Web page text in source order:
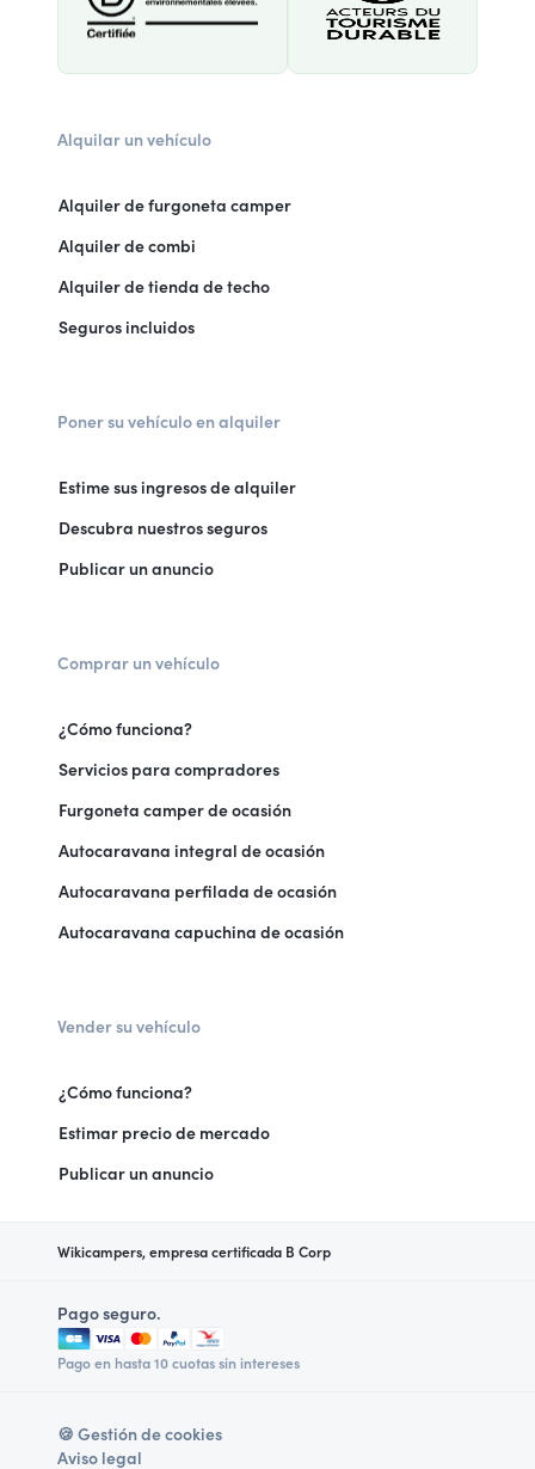
Alquilar un vehículo
Alquiler de furgoneta camper
Alquiler de combi
Alquiler de tienda de techo
Seguros incluidos
Poner su vehículo en alquiler
Estime sus ingresos de alquiler
Descubra nuestros seguros
Publicar un anuncio
Comprar un vehículo
¿Cómo funciona?
Servicios para compradores
Furgoneta camper de ocasión
Autocaravana integral de ocasión
Autocaravana perfilada de ocasión
Autocaravana capuchina de ocasión
Vender su vehículo
¿Cómo funciona?
Estimar precio de mercado
Publicar un anuncio
Wikicampers, empresa certificada B Corp
Pago seguro.
Pago en hasta 10 cuotas sin intereses
🍪 Gestión de cookies
Aviso legal